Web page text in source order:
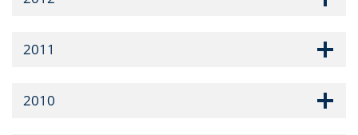
2011
2010